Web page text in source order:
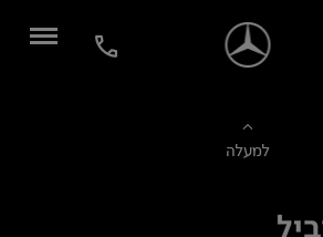
למעלה